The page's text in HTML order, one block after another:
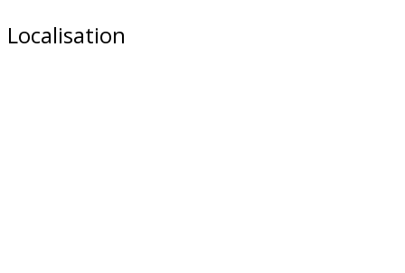
Localisation